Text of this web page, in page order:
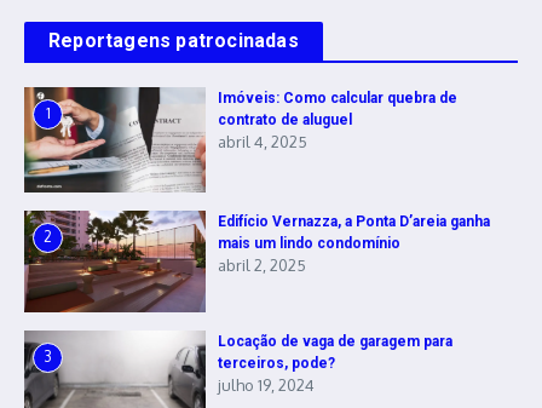
Reportagens patrocinadas
1
Imóveis: Como calcular quebra de
contrato de aluguel
abril 4, 2025
2
Edifício Vernazza, a Ponta D’areia ganha
mais um lindo condomínio
abril 2, 2025
3
Locação de vaga de garagem para
terceiros, pode?
julho 19, 2024